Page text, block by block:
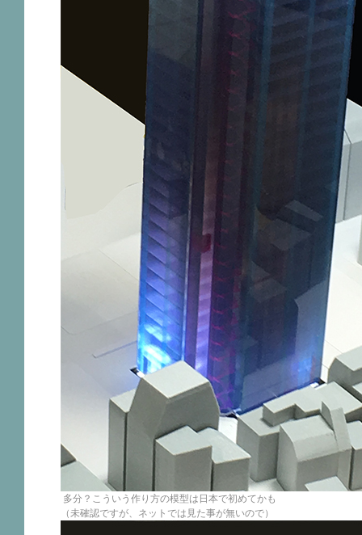
多分？こういう作り方の模型は日本で初めてかも
（未確認ですが、ネットでは見た事が無いので）